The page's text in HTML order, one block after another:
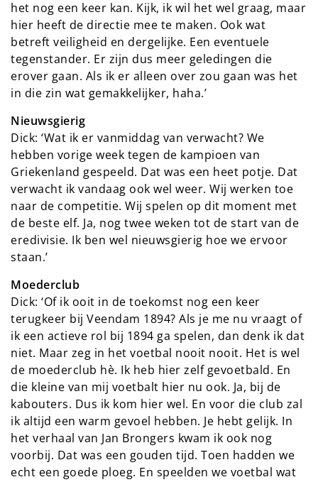
het nog een keer kan. Kijk, ik wil het wel graag, maar
hier heeft de directie mee te maken. Ook wat
betreft veiligheid en dergelijke. Een eventuele
tegenstander. Er zijn dus meer geledingen die
erover gaan. Als ik er alleen over zou gaan was het
in die zin wat gemakkelijker, haha.’
Nieuwsgierig
Dick: ‘Wat ik er vanmiddag van verwacht? We
hebben vorige week tegen de kampioen van
Griekenland gespeeld. Dat was een heet potje. Dat
verwacht ik vandaag ook wel weer. Wij werken toe
naar de competitie. Wij spelen op dit moment met
de beste elf. Ja, nog twee weken tot de start van de
eredivisie. Ik ben wel nieuwsgierig hoe we ervoor
staan.’
Moederclub
Dick: ‘Of ik ooit in de toekomst nog een keer
terugkeer bij Veendam 1894? Als je me nu vraagt of
ik een actieve rol bij 1894 ga spelen, dan denk ik dat
niet. Maar zeg in het voetbal nooit nooit. Het is wel
de moederclub hè. Ik heb hier zelf gevoetbald. En
die kleine van mij voetbalt hier nu ook. Ja, bij de
kabouters. Dus ik kom hier wel. En voor die club zal
ik altijd een warm gevoel hebben. Je hebt gelijk. In
het verhaal van Jan Brongers kwam ik ook nog
voorbij. Dat was een gouden tijd. Toen hadden we
echt een goede ploeg. En speelden we voetbal wat